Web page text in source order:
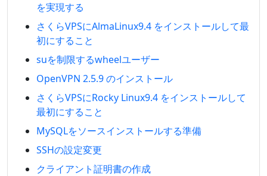
を実現する
さくらVPSにAlmaLinux9.4 をインストールして最
初にすること
suを制限するwheelユーザー
OpenVPN 2.5.9 のインストール
さくらVPSにRocky Linux9.4 をインストールして
最初にすること
MySQLをソースインストールする準備
SSHの設定変更
クライアント証明書の作成